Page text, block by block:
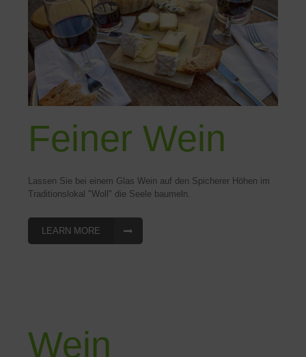
Feiner Wein
Lassen Sie bei einem Glas Wein auf den Spicherer Höhen im
Traditionslokal "Woll" die Seele baumeln.
LEARN MORE
Wein